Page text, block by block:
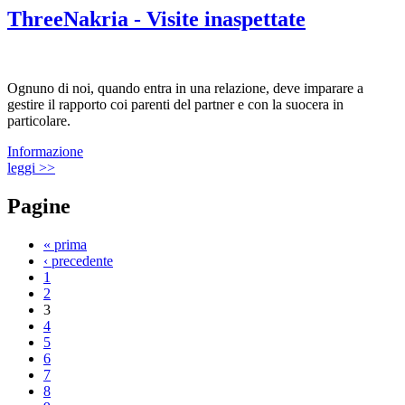
ThreeNakria - Visite inaspettate
Ognuno di noi, quando entra in una relazione, deve imparare a
gestire il rapporto coi parenti del partner e con la suocera in
particolare.
Informazione
leggi >>
Pagine
« prima
‹ precedente
1
2
3
4
5
6
7
8